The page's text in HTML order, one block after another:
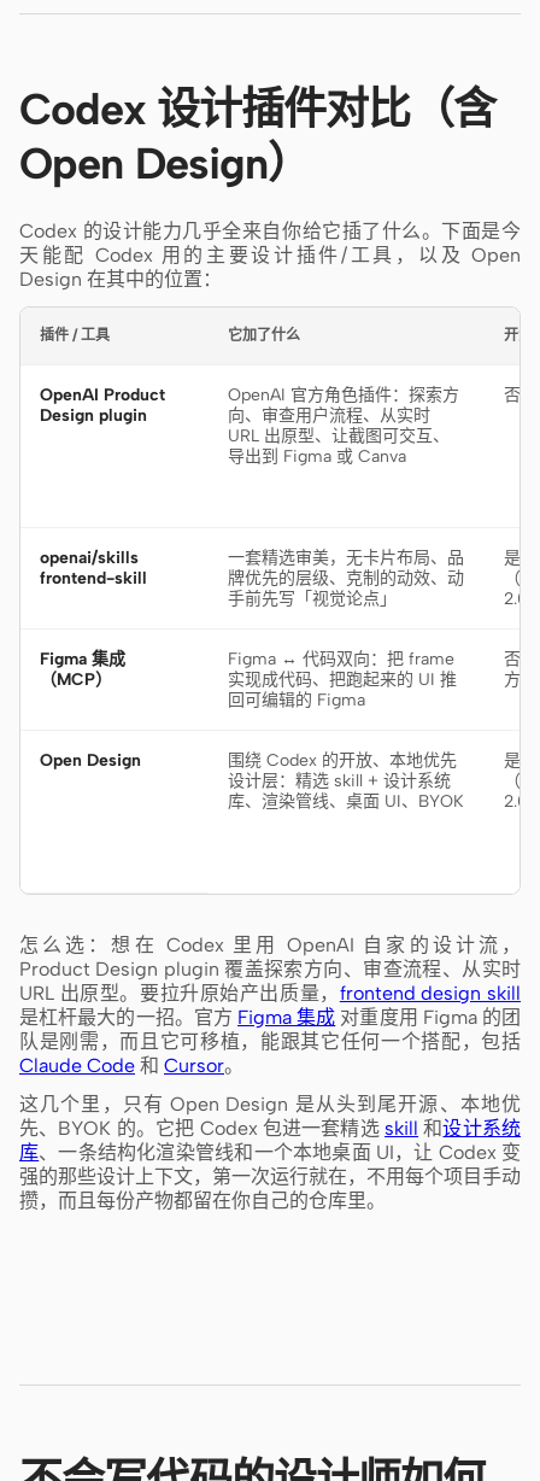
Codex 设计插件对比（含
Open Design）
Codex 的设计能力几乎全来自你给它插了什么。下面是今
天能配 Codex 用的主要设计插件/工具，以及 Open
Design 在其中的位置：
插件 / 工具 它加了什么 开源
OpenAI Product
Design plugin
OpenAI 官方角色插件：探索方
向、审查用户流程、从实时
URL 出原型、让截图可交互、
导出到 Figma 或 Canva
否
openai/skills
frontend-skill
一套精选审美，无卡片布局、品
牌优先的层级、克制的动效、动
手前先写「视觉论点」
是
（
2.0
Figma 集成
（MCP）
Figma ↔ 代码双向：把 frame
实现成代码、把跑起来的 UI 推
回可编辑的 Figma
否
方）
Open Design
围绕 Codex 的开放、本地优先
设计层：精选 skill + 设计系统
库、渲染管线、桌面 UI、BYOK
是
（
2.0
怎么选：想在 Codex 里用 OpenAI 自家的设计流，
Product Design plugin 覆盖探索方向、审查流程、从实时
URL 出原型。要拉升原始产出质量， frontend design skill
是杠杆最大的一招。官方 Figma 集成 对重度用 Figma 的团
队是刚需，而且它可移植，能跟其它任何一个搭配，包括
Claude Code 和 Cursor。
这几个里，只有 Open Design 是从头到尾开源、本地优
先、BYOK 的。它把 Codex 包进一套精选 skill 和设计系统
库、一条结构化渲染管线和一个本地桌面 UI，让 Codex 变
强的那些设计上下文，第一次运行就在，不用每个项目手动
攒，而且每份产物都留在你自己的仓库里。